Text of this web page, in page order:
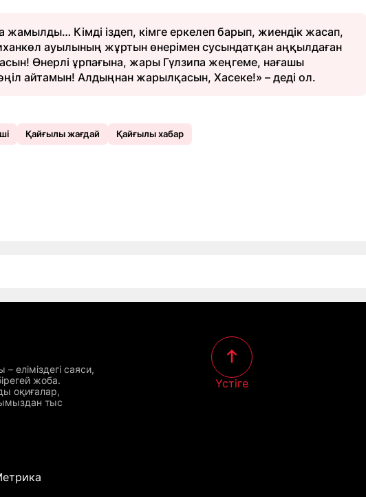
Кімді іздеп, кімге еркелеп барып, жиендік жасап,
ауылының жұртын өнерімен сусындатқан аңқылдаған
Өнерлі ұрпағына, жары Гүлзипа жеңгеме, нағашы
айтамын! Алдыңнан жарылқасын, Хасеке!» – деді ол.
Қайғылы жағдай Қайғылы хабар
еліміздегі саяси,
жоба.
оқиғалар,
тыс
Үстіге